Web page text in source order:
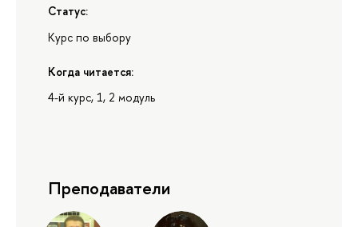
Статус:
Курс по выбору
Когда читается:
4-й курс, 1, 2 модуль
Преподаватели